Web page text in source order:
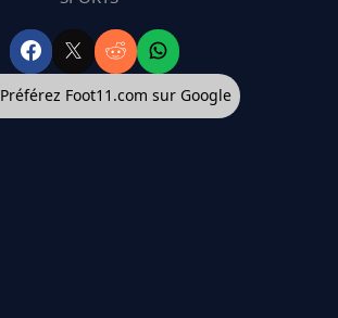
Préférez Foot11.com sur Google